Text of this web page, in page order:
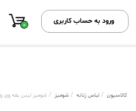
ورود به حساب کاربری 0
کالاسیون / لباس زنانه / شومیز / شومیز لینن یقه وی